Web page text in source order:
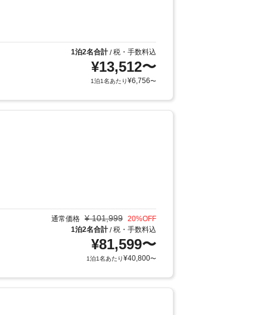
1泊2名合計/税・手数料込
¥13,512〜
1泊1名あたり¥6,756〜
通常価格 ¥ 101,999 20%OFF
1泊2名合計/税・手数料込
¥81,599〜
1泊1名あたり¥40,800〜